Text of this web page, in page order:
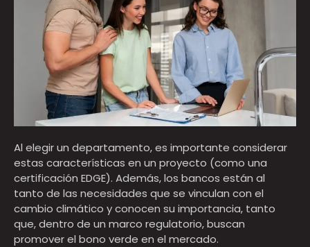
Al elegir un departamento, es importante considerar
estas características en un proyecto (como una
certificación EDGE). Además, los bancos están al
tanto de las necesidades que se vinculan con el
cambio climático y conocen su importancia, tanto
que, dentro de un marco regulatorio, buscan
promover el bono verde en el mercado.